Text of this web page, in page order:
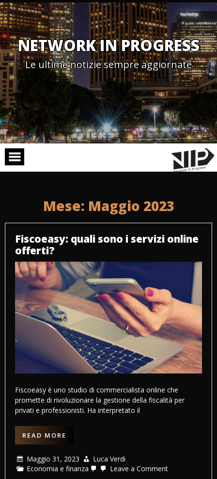
Skip
to
content
NETWORK IN PROGRESS
Le ultime notizie sempre aggiornate
Mese: Maggio 2023
Fiscoeasy: quali sono i servizi online
offerti?
Fiscoeasy è uno studio di commercialista online che
promette di rivoluzionare la gestione della fiscalità per
privati e professionisti. Ha interpretato il
READ MORE
Maggio 31, 2023
Luca Verdi
Economia e finanza
Leave a Commenton